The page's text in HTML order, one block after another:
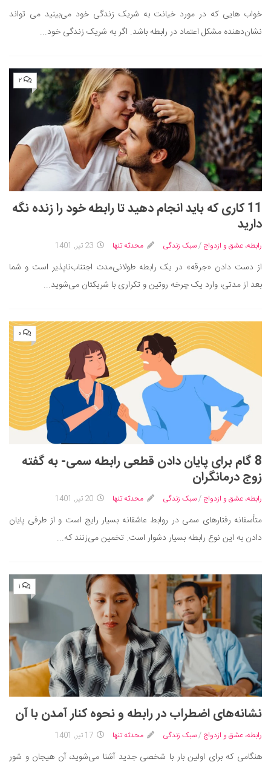
خواب هایی که در مورد خیانت به شریک زندگی خود می‌بینید می تواند
نشان‌دهنده مشکل اعتماد در رابطه باشد. اگر به شریک زندگی خود...
۲
11 کاری که باید انجام دهید تا رابطه خود را زنده نگه
دارید
رابطه، عشق و ازدواج /سبک زندگی محدثه تنها 23 تیر, 1401
از دست دادن «جرقه» در یک رابطه طولانی‌مدت اجتناب‌ناپذیر است و شما
بعد از مدتی، وارد یک چرخه روتین و تکراری با شریکتان می‌شوید...
۰
8 گام برای پایان دادن قطعی رابطه سمی- به گفته
زوج درمانگران
رابطه، عشق و ازدواج /سبک زندگی محدثه تنها 20 تیر, 1401
متأسفانه رفتارهای سمی در روابط عاشقانه بسیار رایج است و از طرفی پایان
دادن به این نوع رابطه بسیار دشوار است. تخمین می‌زنند که...
۱
نشانه‌های اضطراب در رابطه و نحوه کنار آمدن با آن
رابطه، عشق و ازدواج /سبک زندگی محدثه تنها 17 تیر, 1401
هنگامی که برای اولین بار با شخصی جدید آشنا می‌شوید، آن هیجان و شور